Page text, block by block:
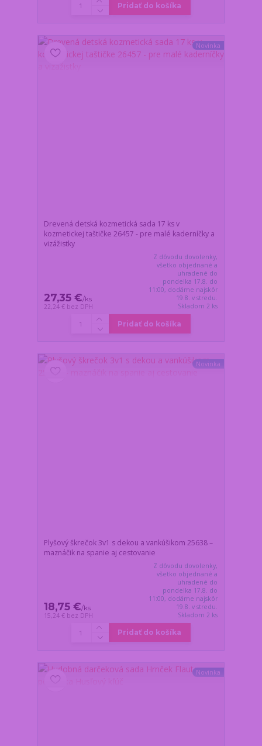
Pridať do košíka
Novinka
Drevená detská kozmetická sada 17 ks v
kozmetickej taštičke 26457 - pre malé kaderníčky a
vizážistky
27,35 €/ks
22,24 € bez DPH
Z dôvodu dovolenky,
všetko objednané a
uhradené do
pondelka 17.8. do
11:00, dodáme najskôr
19.8. v stredu.
Skladom 2 ks
Pridať do košíka
Novinka
Plyšový škrečok 3v1 s dekou a vankúšikom 25638 –
maznáčik na spanie aj cestovanie
18,75 €/ks
15,24 € bez DPH
Z dôvodu dovolenky,
všetko objednané a
uhradené do
pondelka 17.8. do
11:00, dodáme najskôr
19.8. v stredu.
Skladom 2 ks
Pridať do košíka
Novinka